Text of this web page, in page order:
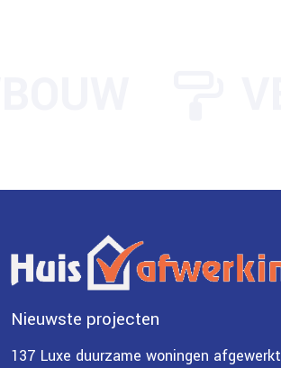
Nieuwste projecten
137 Luxe duurzame woningen afgewerkt